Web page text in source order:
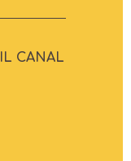
CANAL